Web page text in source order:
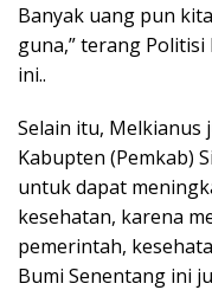
Banyak uang pun
guna,” terang
ini..
Selain itu, Melkianus
Kabupten (Pemkab)
untuk dapat
kesehatan, karena
pemerintah,
Bumi Senentang ini